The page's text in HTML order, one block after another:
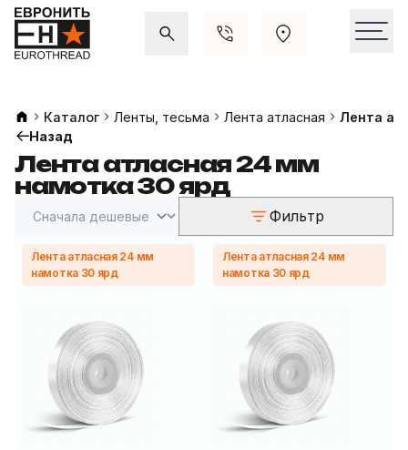
Каталог Ленты, тесьма Лента атласная
Лента
Назад
Лента атласная 24 мм
намотка 30 ярд
Фильтр
Лента атласная 24 мм
намотка 30 ярд
Лента атласная 24 мм
намотка 30 ярд